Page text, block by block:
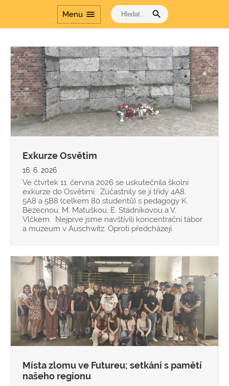
Menu menu search
Exkurze Osvětim
16. 6. 2026
Ve čtvrtek 11. června 2026 se uskutečnila školní
exkurze do Osvětimi. Zúčastnily se jí třídy 4A8,
5A8 a 5B8 (celkem 80 studentů) s pedagogy K.
Bezecnou, M. Matuškou, E. Stádníkovou a V.
Vlčkem. Nejprve jsme navštívili koncentrační tábor
a muzeum v Auschwitz. Oproti předcházejí
Místa zlomu ve Futureu; setkání s pamětí
našeho regionu